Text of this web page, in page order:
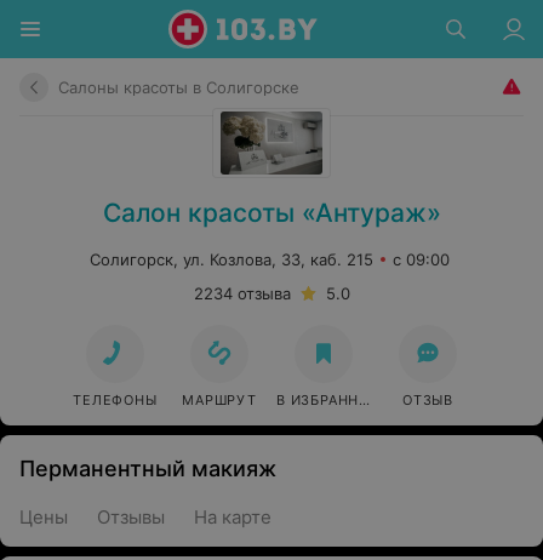
Салоны красоты в Солигорске
Салон красоты «Антураж»
Солигорск, ул. Козлова, 33, каб. 215
с 09:00
2234 отзыва
5.0
ТЕЛЕФОНЫ МАРШРУТ В ИЗБРАННОЕ ОТЗЫВ
Перманентный макияж
Цены Отзывы На карте